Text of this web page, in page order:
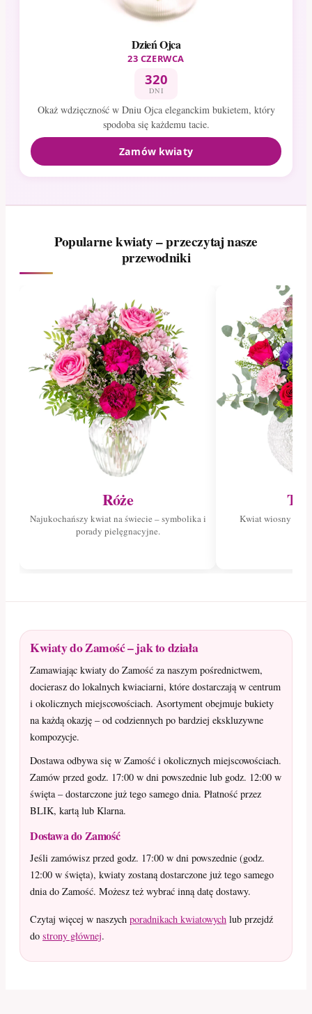
Dzień Ojca
23 CZERWCA
320
DNI
Okaż wdzięczność w Dniu Ojca eleganckim bukietem, który
spodoba się każdemu tacie.
Zamów kwiaty
Popularne kwiaty – przeczytaj nasze
przewodniki
Róże
Najukochańszy kwiat na świecie – symbolika i
porady pielęgnacyjne.
Kwiat wiosny –
Kwiaty do Zamość – jak to działa
Zamawiając kwiaty do Zamość za naszym pośrednictwem,
docierasz do lokalnych kwiaciarni, które dostarczają w centrum
i okolicznych miejscowościach. Asortyment obejmuje bukiety
na każdą okazję – od codziennych po bardziej ekskluzywne
kompozycje.
Dostawa odbywa się w Zamość i okolicznych miejscowościach.
Zamów przed godz. 17:00 w dni powszednie lub godz. 12:00 w
święta – dostarczone już tego samego dnia. Płatność przez
BLIK, kartą lub Klarna.
Dostawa do Zamość
Jeśli zamówisz przed godz. 17:00 w dni powszednie (godz.
12:00 w święta), kwiaty zostaną dostarczone już tego samego
dnia do Zamość. Możesz też wybrać inną datę dostawy.
Czytaj więcej w naszych poradnikach kwiatowych lub przejdź
do strony głównej.